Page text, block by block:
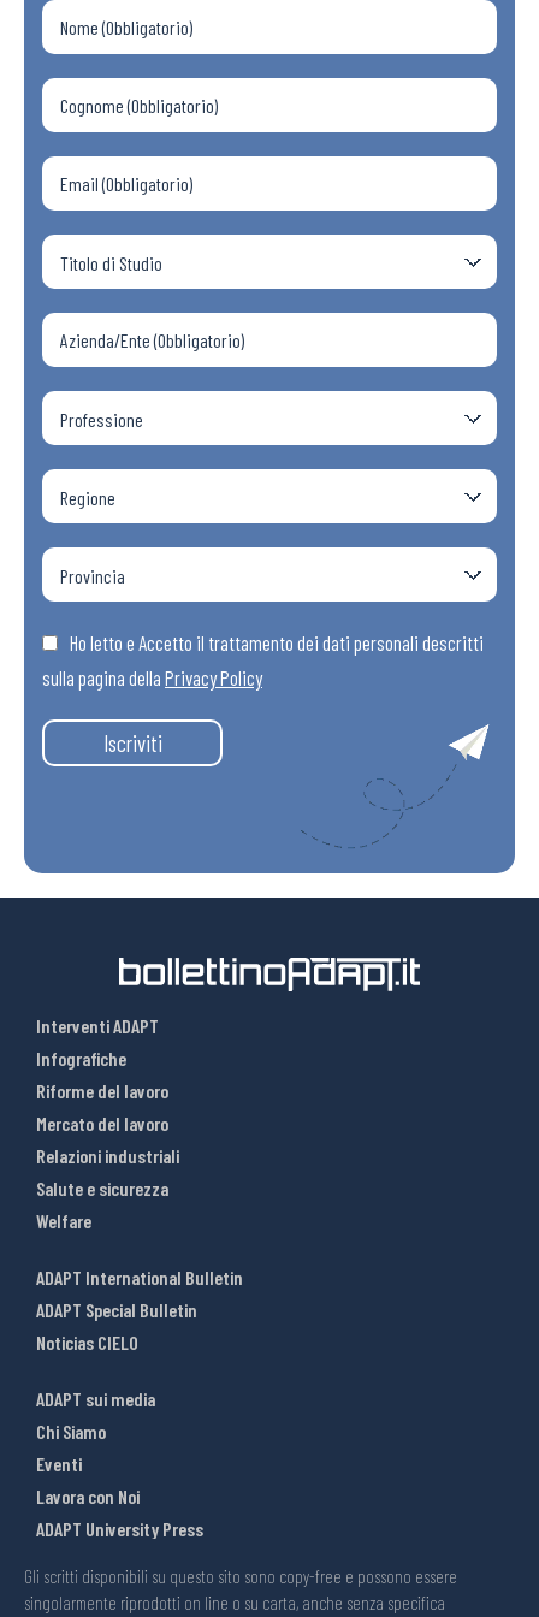
Ho letto e Accetto il trattamento dei dati personali descritti
sulla pagina della Privacy Policy
Iscriviti
Interventi ADAPT
Infografiche
Riforme del lavoro
Mercato del lavoro
Relazioni industriali
Salute e sicurezza
Welfare
ADAPT International Bulletin
ADAPT Special Bulletin
Noticias CIELO
ADAPT sui media
Chi Siamo
Eventi
Lavora con Noi
ADAPT University Press
Gli scritti disponibili su questo sito sono copy-free e possono essere
singolarmente riprodotti on line o su carta, anche senza specifica